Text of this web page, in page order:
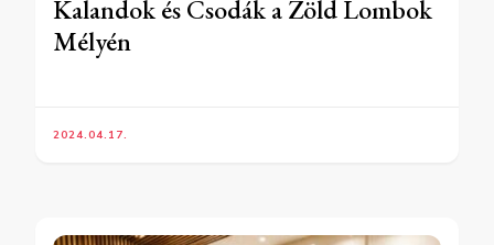
Kalandok és Csodák a Zöld Lombok
Mélyén
2024.04.17.